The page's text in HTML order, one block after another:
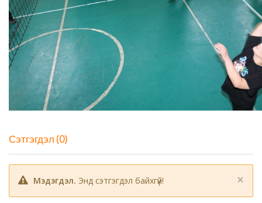
Сэтгэгдэл (0)
×
Мэдэгдэл. Энд сэтгэгдэл байхгүй!